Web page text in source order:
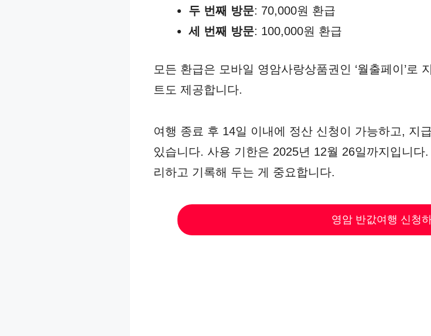
두 번째 방문: 70,000원 환급
세 번째 방문: 100,000원 환급
모든 환급은 모바일 영암사랑상품권인 ‘월출페이’로
트도 제공합니다.
여행 종료 후 14일 이내에 정산 신청이 가능하고, 지
있습니다. 사용 기한은 2025년 12월 26일까지입니
리하고 기록해 두는 게 중요합니다.
영암 반값여행 신청